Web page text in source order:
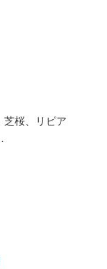
芝桜、リピア